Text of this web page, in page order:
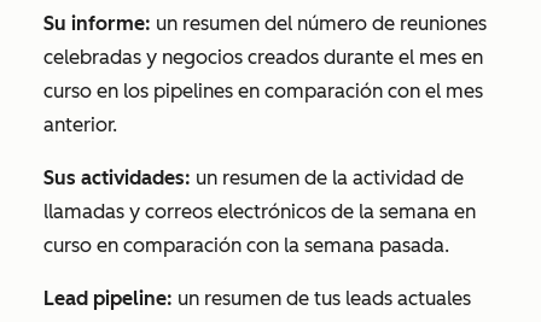
Su informe: un resumen del número de reuniones
celebradas y negocios creados durante el mes en
curso en los pipelines en comparación con el mes
anterior.
Sus actividades: un resumen de la actividad de
llamadas y correos electrónicos de la semana en
curso en comparación con la semana pasada.
Lead pipeline: un resumen de tus leads actuales